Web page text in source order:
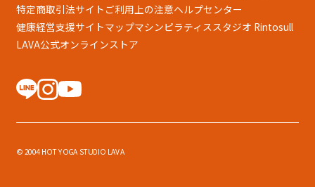
特定商取引法サイトご利用上の注意ヘルプセンター
健康経営支援サイトマップマシンピラティススタジオ Rintosull
LAVA公式オンラインストア
© 2004 HOT YOGA STUDIO LAVA